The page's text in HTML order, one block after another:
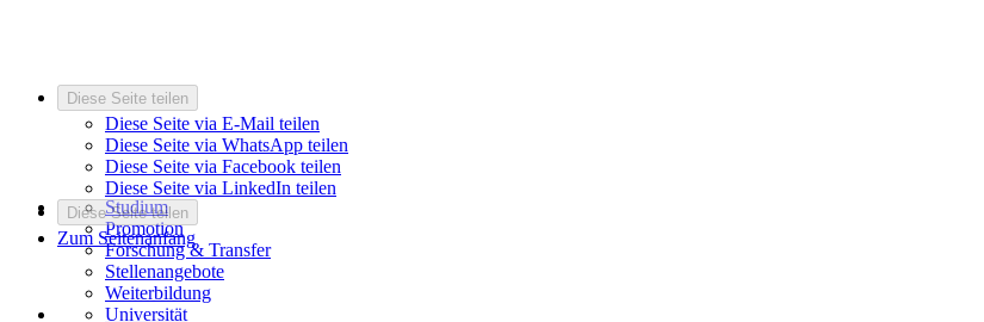
Diese Seite teilen
Diese Seite via E-Mail teilen
Diese Seite via WhatsApp teilen
Diese Seite via Facebook teilen
Diese Seite via LinkedIn teilen
Diese Seite teilen
Zum Seitenanfang
Studium
Promotion
Forschung & Transfer
Stellenangebote
Weiterbildung
Universität